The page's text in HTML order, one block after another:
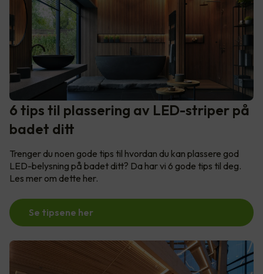
6 tips til plassering av LED-striper på
badet ditt
Trenger du noen gode tips til hvordan du kan plassere god
LED-belysning på badet ditt? Da har vi 6 gode tips til deg.
Les mer om dette her.
Se tipsene her